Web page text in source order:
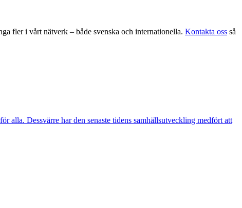
fler i vårt nätverk – både svenska och internationella. Kontakta oss så
alla. Dessvärre har den senaste tidens samhällsutveckling medfört att